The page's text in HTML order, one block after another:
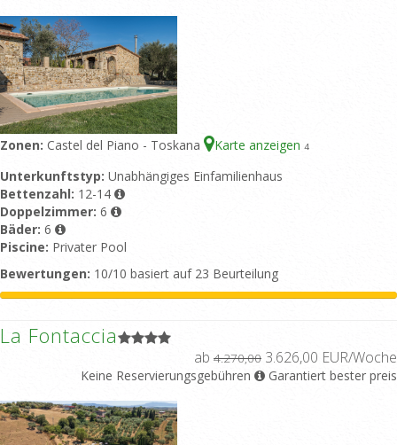
Zonen: Castel del Piano - Toskana Karte anzeigen 4
Unterkunftstyp: Unabhängiges Einfamilienhaus
Bettenzahl: 12-14
Doppelzimmer: 6
Bäder: 6
Piscine: Privater Pool
Bewertungen: 10/10 basiert auf 23 Beurteilung
La Fontaccia
ab 4.270,00 3.626,00 EUR/Woche
Keine Reservierungsgebühren Garantiert bester preis